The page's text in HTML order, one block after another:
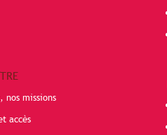
missions
accès